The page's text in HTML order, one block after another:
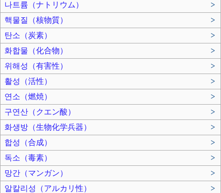
나트륨（ナトリウム）
>
핵물질（核物質）
>
탄소（炭素）
>
화합물（化合物）
>
위해성（有害性）
>
활성（活性）
>
연소（燃焼）
>
구연산（クエン酸）
>
화생방（生物化学兵器）
>
합성（合成）
>
독소（毒素）
>
망간（マンガン）
>
알칼리성（アルカリ性）
>